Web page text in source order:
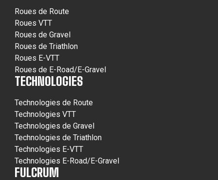
Roues de Route
Roues VTT
Roues de Gravel
Roues de Triathlon
Roues E-VTT
Roues de E-Road/E-Gravel
TECHNOLOGIES
Technologies de Route
Technologies VTT
Technologies de Gravel
Technologies de Triathlon
Technologies E-VTT
Technologies E-Road/E-Gravel
FULCRUM